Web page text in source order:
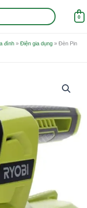
0
đình » Điện gia dụng » Đèn Pin
₫.